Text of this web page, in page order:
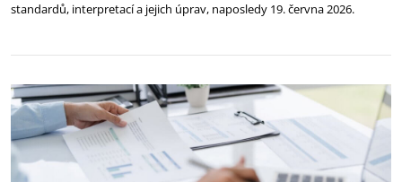
standardů, interpretací a jejich úprav, naposledy 19. června 2026.